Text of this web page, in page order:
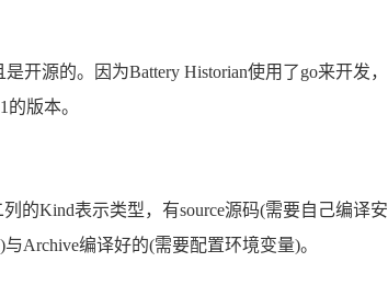
开源的。因为Battery Historian使用了go来开发，
版本。
的Kind表示类型，有source源码(需要自己编译安
Archive编译好的(需要配置环境变量)。